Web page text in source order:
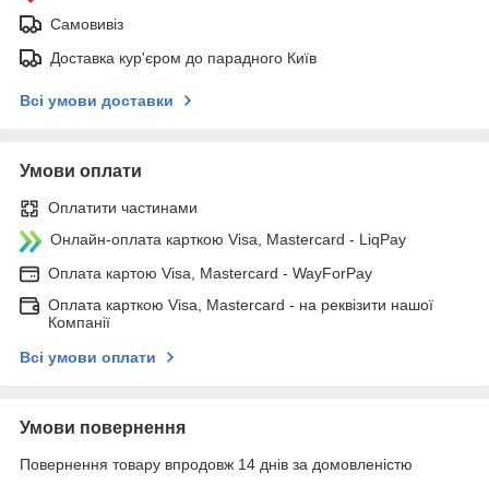
Самовивіз
Доставка кур'єром до парадного Київ
Всі умови доставки
Умови оплати
Оплатити частинами
Онлайн-оплата карткою Visa, Mastercard - LiqPay
Оплата картою Visa, Mastercard - WayForPay
Оплата карткою Visa, Mastercard - на реквізити нашої
Компанії
Всі умови оплати
Умови повернення
Повернення товару впродовж 14 днів за домовленістю